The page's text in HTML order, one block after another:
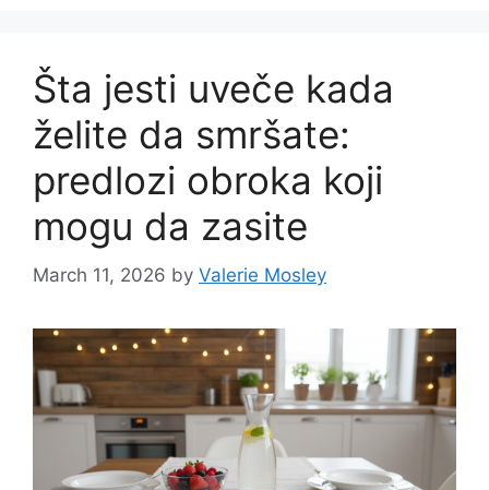
Šta jesti uveče kada
želite da smršate:
predlozi obroka koji
mogu da zasite
March 11, 2026 by Valerie Mosley